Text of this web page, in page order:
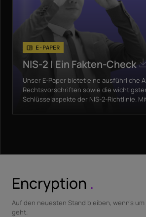
E-PAPER
NIS-2 | Ein Fakten-Check
Unser E-Paper bietet eine ausführliche
Rechtsvorschriften sowie die
Schlüsselaspekte der NIS-2-Richtlinie.
Encryption .
Auf den neuesten Stand bleiben, wenn's
geht.